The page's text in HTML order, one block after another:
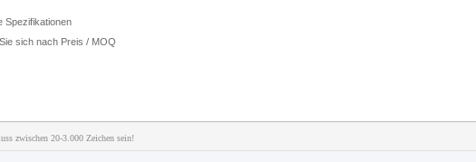
zwischen 20-3.000 Zeichen sein!